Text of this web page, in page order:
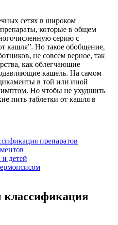
сетях в широком
которые в общем
серию с
кашля”. Но такое обобщение,
не совсем верное, так
как облегчающие
кашель. На самом
в той или иной
Но чтобы не ухудшить
пить таблетки от кашля в
препаратов
и детей
классификация